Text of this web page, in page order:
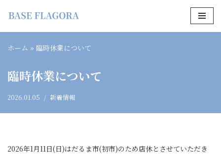
テ
ツ
ス
キ
ホーム » 臨時休業について
臨時休業について
2026.01.05 新着情報
2026年1月11日(日)はだるま市(初市)のため店休とさせていただき